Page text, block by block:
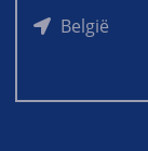
België